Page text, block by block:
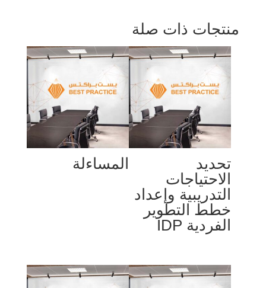
منتجات ذات صلة
تحديد
الاحتياجات
التدريبية وإعداد
خطط التطوير
الفردية IDP
المساءلة